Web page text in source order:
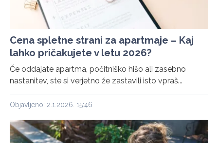
Cena spletne strani za apartmaje – Kaj
lahko pričakujete v letu 2026?
Če oddajate apartma, počitniško hišo ali zasebno
nastanitev, ste si verjetno že zastavili isto vpraš...
Objavljeno: 2.1.2026. 15:46